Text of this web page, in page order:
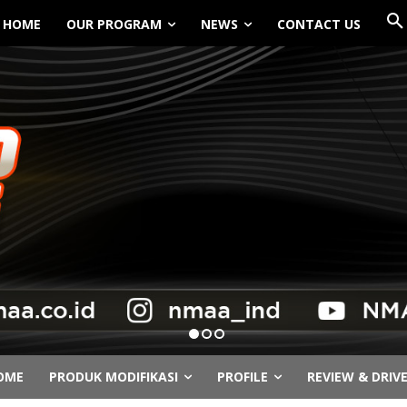
HOME OUR PROGRAM NEWS CONTACT US
PRODUK MODIFIKASI PROFILE REVIEW & DRIVE